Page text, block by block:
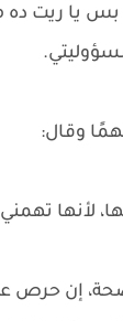
يا ريت ده
وقال:
لأنها
إن حرص